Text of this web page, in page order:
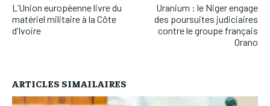
L’Union européenne livre du
matériel militaire à la Côte
d’Ivoire
Uranium : le Niger engage
des poursuites judiciaires
contre le groupe français
Orano
ARTICLES SIMAILAIRES